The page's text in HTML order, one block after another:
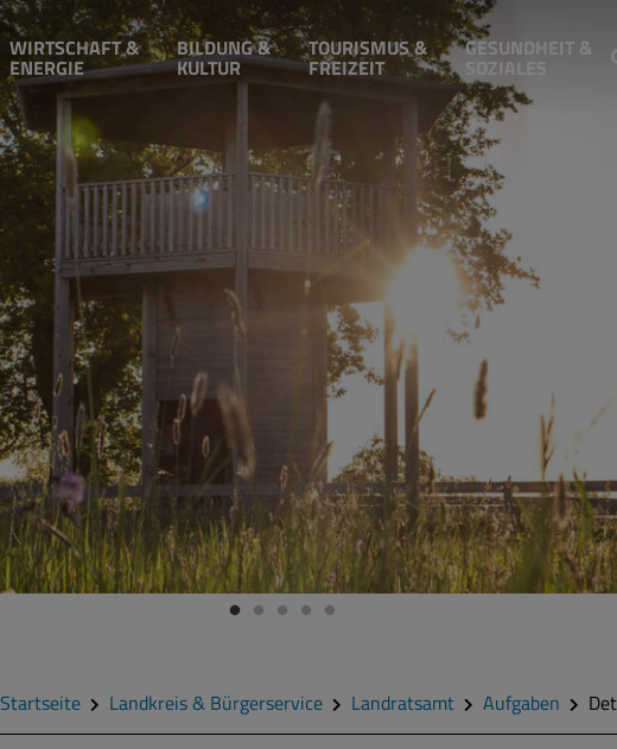
WIRTSCHAFT &
ENERGIE
BILDUNG &
KULTUR
TOURISMUS &
FREIZEIT
GESUNDHEIT &
SOZIALES
Startseite Landkreis & Bürgerservice Landratsamt Aufgaben